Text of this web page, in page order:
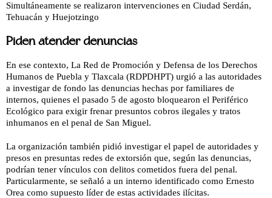
Simultáneamente se realizaron intervenciones en Ciudad Serdán,
Tehuacán y Huejotzingo
Piden atender denuncias
En ese contexto, La Red de Promoción y Defensa de los Derechos
Humanos de Puebla y Tlaxcala (RDPDHPT) urgió a las autoridades
a investigar de fondo las denuncias hechas por familiares de
internos, quienes el pasado 5 de agosto bloquearon el Periférico
Ecológico para exigir frenar presuntos cobros ilegales y tratos
inhumanos en el penal de San Miguel.
La organización también pidió investigar el papel de autoridades y
presos en presuntas redes de extorsión que, según las denuncias,
podrían tener vínculos con delitos cometidos fuera del penal.
Particularmente, se señaló a un interno identificado como Ernesto
Orea como supuesto líder de estas actividades ilícitas.